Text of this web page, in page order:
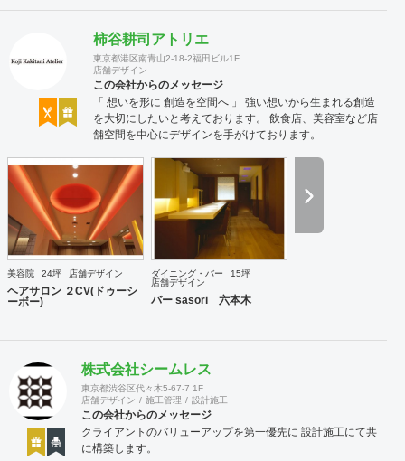
柿谷耕司アトリエ
東京都港区南青山2-18-2福田ビル1F
店舗デザイン
この会社からのメッセージ
「 想いを形に 創造を空間へ 」 強い想いから生まれる創造
を大切にしたいと考えております。 飲食店、美容室など店
舗空間を中心にデザインを手がけております。
美容院 24坪 店舗デザイン
ヘアサロン ２CV(ドゥーシ
ーボー)
ダイニング・バー
15坪
店舗デザイン
バー sasori 六本木
株式会社シームレス
東京都渋谷区代々木5-67-7 1F
店舗デザイン
施工管理 設計施工
この会社からのメッセージ
クライアントのバリューアップを第一優先に 設計施工にて共
に構築します。